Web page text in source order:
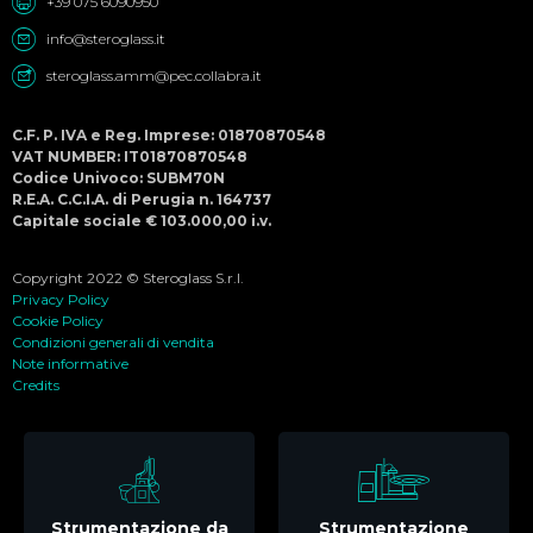
info@steroglass.it
steroglass.amm@pec.collabra.it
C.F. P. IVA e Reg. Imprese: 01870870548
VAT NUMBER: IT01870870548
Codice Univoco: SUBM70N
R.E.A. C.C.I.A. di Perugia n. 164737
Capitale sociale € 103.000,00 i.v.
Copyright 2022 © Steroglass S.r.l.
Privacy Policy
Cookie Policy
Condizioni generali di vendita
Note informative
Credits
Strumentazione da Strumentazione